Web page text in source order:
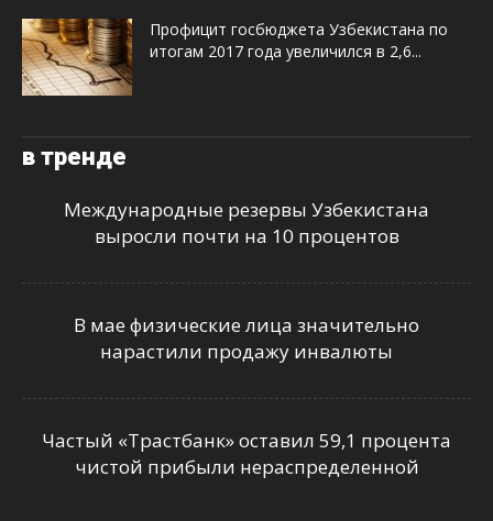
Профицит госбюджета Узбекистана по
итогам 2017 года увеличился в 2,6...
в тренде
Международные резервы Узбекистана
выросли почти на 10 процентов
В мае физические лица значительно
нарастили продажу инвалюты
Частый «Трастбанк» оставил 59,1 процента
чистой прибыли нераспределенной